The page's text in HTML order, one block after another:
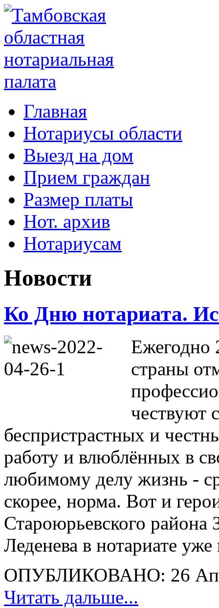
Главная
Нотариусы области
Выезд на дом
Прием граждан
Размер платы
Нот. архив
Нотариусам
Новости
Ко Дню нотариата.
Ежегодно
страны
чествуют
беспристрастных и
работу и влюблённых в
любимому делу жизнь -
скорее, норма. Вот и
Староюрьевского района
Леденева в нотариате
ОПУБЛИКОВАНО: 26
Читать дальше...